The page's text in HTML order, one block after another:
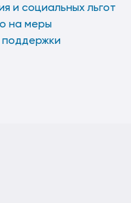
и социальных льгот
на меры
поддержки